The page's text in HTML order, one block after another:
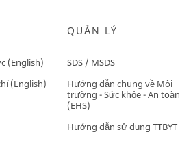
(English)
(English)
QUẢN LÝ
SDS / MSDS
Hướng dẫn chung về Môi
trường - Sức khỏe - An toàn
(EHS)
Hướng dẫn sử dụng TTBYT